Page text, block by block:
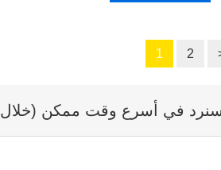
1 2
في أسرع وقت ممكن (خلال 12 ساعة)